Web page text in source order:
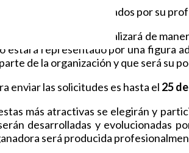
pueden ser orientados por su
en el concurso se realizará de
estará representado por una figura
de la organización y que será su
enviar las solicitudes es hasta el 25
más atractivas se elegirán y
desarrolladas y evolucionadas
será producida